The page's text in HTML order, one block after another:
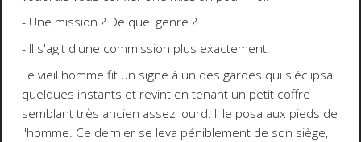
- Une mission ? De quel genre ?
- Il s'agit d'une commission plus exactement.
Le vieil homme fit un signe à un des gardes qui s'éclipsa
quelques instants et revint en tenant un petit coffre
semblant très ancien assez lourd. Il le posa aux pieds de
l'homme. Ce dernier se leva péniblement de son siège,